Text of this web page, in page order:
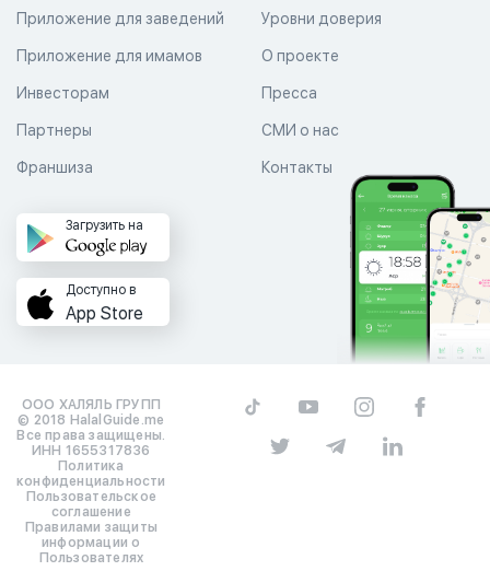
Уровни доверия
Приложение для заведений
Приложение для имамов О проекте
Пресса
СМИ о нас
Контакты
Инвесторам
Партнеры
Франшиза
Загрузить на
Доступно в
App Store
ООО ХАЛЯЛЬ ГРУПП
© 2018 HalalGuide.me
Все права защищены.
ИНН 1655317836
Политика
конфиденциальности
Пользовательское
соглашение
Правилами защиты
информации о
Пользователях